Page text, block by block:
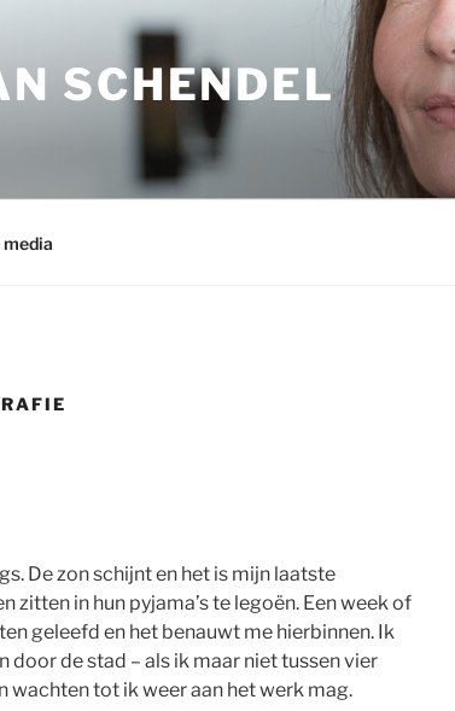
SCHENDEL
media
De zon schijnt en het is mijn laatste
zitten in hun pyjama’s te legoën. Een week of
geleefd en het benauwt me hierbinnen. Ik
door de stad – als ik maar niet tussen vier
wachten tot ik weer aan het werk mag.